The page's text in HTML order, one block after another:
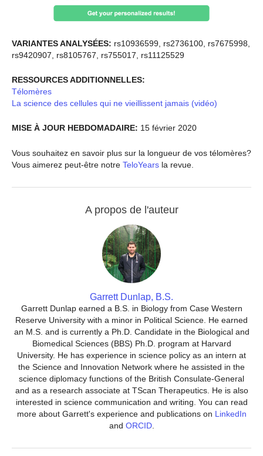
VARIANTES ANALYSÉES: rs10936599, rs2736100, rs7675998,
rs9420907, rs8105767, rs755017, rs11125529
RESSOURCES ADDITIONNELLES:
Télomères
La science des cellules qui ne vieillissent jamais (vidéo)
MISE À JOUR HEBDOMADAIRE: 15 février 2020
Vous souhaitez en savoir plus sur la longueur de vos télomères?
Vous aimerez peut-être notre TeloYears la revue.
A propos de l'auteur
Garrett Dunlap, B.S.
Garrett Dunlap earned a B.S. in Biology from Case Western
Reserve University with a minor in Political Science. He earned
an M.S. and is currently a Ph.D. Candidate in the Biological and
Biomedical Sciences (BBS) Ph.D. program at Harvard
University. He has experience in science policy as an intern at
the Science and Innovation Network where he assisted in the
science diplomacy functions of the British Consulate-General
and as a research associate at TScan Therapeutics. He is also
interested in science communication and writing. You can read
more about Garrett's experience and publications on LinkedIn
and ORCID.